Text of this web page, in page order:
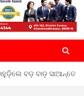
ବଡ଼ ବାଡ଼ ସାଆନ୍ତେ